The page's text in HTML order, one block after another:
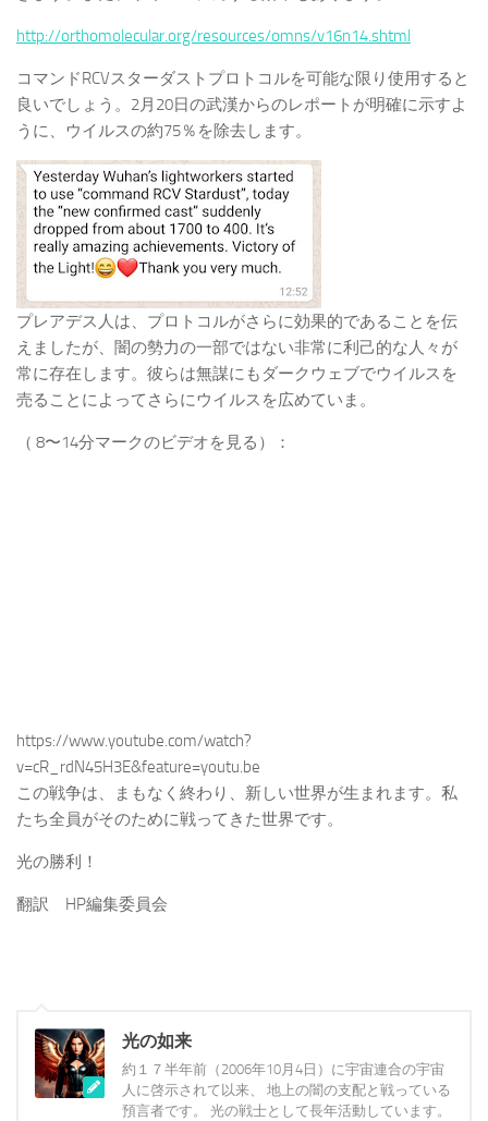
http://orthomolecular.org/resources/omns/v16n14.shtml
コマンドRCVスターダストプロトコルを可能な限り使用すると
良いでしょう。2月20日の武漢からのレポートが明確に示すよ
うに、ウイルスの約75％を除去します。
プレアデス人は、プロトコルがさらに効果的であることを伝
えましたが、闇の勢力の一部ではない非常に利己的な人々が
常に存在します。彼らは無謀にもダークウェブでウイルスを
売ることによってさらにウイルスを広めていま。
（ 8〜14分マークのビデオを見る）：
https://www.youtube.com/watch?
v=cR_rdN45H3E&feature=youtu.be
この戦争は、まもなく終わり、新しい世界が生まれます。私
たち全員がそのために戦ってきた世界です。
光の勝利！
翻訳 HP編集委員会
光の如来
約１７半年前（2006年10月4日）に宇宙連合の宇宙
人に啓示されて以来、 地上の闇の支配と戦っている
預言者です。 光の戦士として長年活動しています。